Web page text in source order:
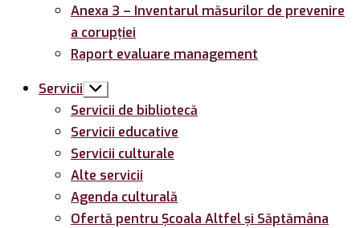
Anexa 3 – Inventarul măsurilor de prevenire
a corupției
Raport evaluare management
Servicii Arată
submeniul
Servicii de bibliotecă
Servicii educative
Servicii culturale
Alte servicii
Agenda culturală
Ofertă pentru Şcoala Altfel și Săptămâna